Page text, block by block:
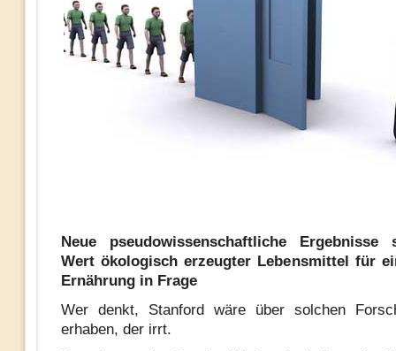
Neue pseudowissenschaftliche Ergebnisse
Wert ökologisch erzeugter Lebensmittel für
Ernährung in Frage
Wer denkt, Stanford wäre über solchen
erhaben, der irrt.